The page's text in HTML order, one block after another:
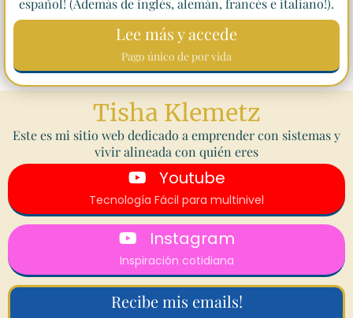
español! (Además de inglés, alemán, francés e italiano!).
Lee más y accede
Pago único de por vida
Tisha Klemetz
Este es mi sitio web dedicado a emprender con sistemas y
vivir alineada con quién eres
Youtube
Tecnología Fácil para multinivel
Instagram
Inspiración cotidiana
Recibe mis emails!